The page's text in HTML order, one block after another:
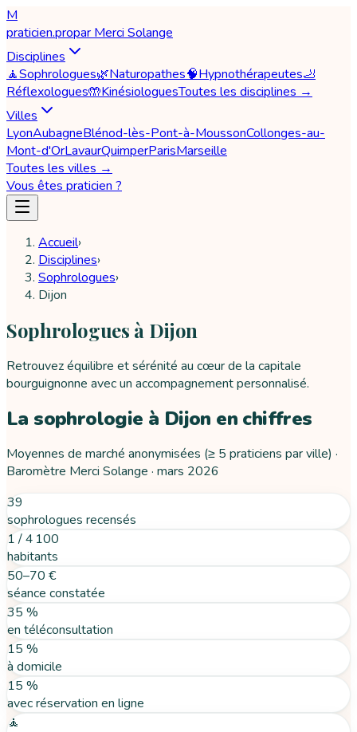
M
praticien.propar Merci Solange
Disciplines
🧘Sophrologues🌿Naturopathes🧠Hypnothérapeutes🦶
Réflexologues🤲KinésiologuesToutes les disciplines →
Villes
LyonAubagneBlénod-lès-Pont-à-MoussonCollonges-au-
Mont-d'OrLavaurQuimperParisMarseille
Toutes les villes →
Vous êtes praticien ?
Accueil›
Disciplines›
Sophrologues›
Dijon
Sophrologues à Dijon
Retrouvez équilibre et sérénité au cœur de la capitale
bourguignonne avec un accompagnement personnalisé.
La sophrologie à Dijon en chiffres
Moyennes de marché anonymisées (≥ 5 praticiens par ville) ·
Baromètre Merci Solange · mars 2026
39
sophrologues recensés
1 / 4 100
habitants
50–70 €
séance constatée
35 %
en téléconsultation
15 %
à domicile
15 %
avec réservation en ligne
🧘